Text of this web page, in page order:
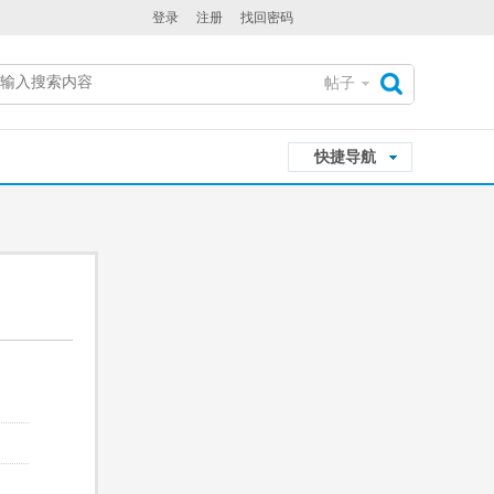
登录 注册 找回密码
帖子
快捷导航